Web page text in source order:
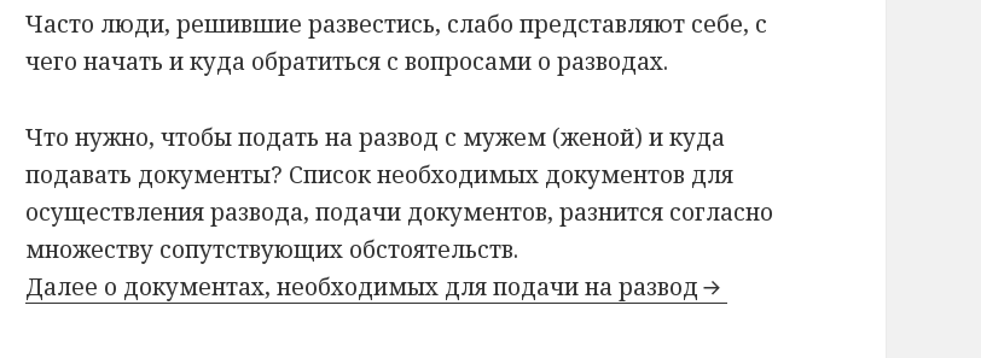
Часто люди, решившие развестись, слабо представляют себе, с
чего начать и куда обратиться с вопросами о разводах.
Что нужно, чтобы подать на развод с мужем (женой) и куда
подавать документы? Список необходимых документов для
осуществления развода, подачи документов, разнится согласно
множеству сопутствующих обстоятельств.
Далее о документах, необходимых для подачи на развод